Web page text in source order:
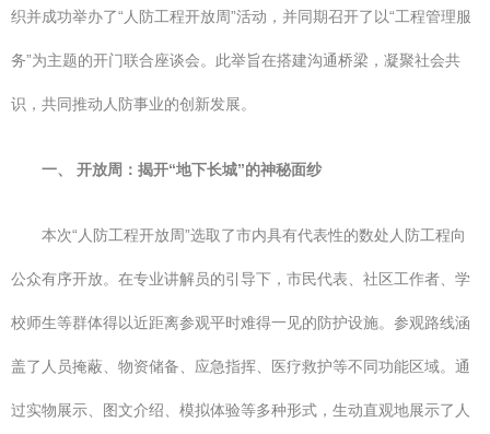
织并成功举办了“人防工程开放周”活动，并同期召开了以“工程管理服
务”为主题的开门联合座谈会。此举旨在搭建沟通桥梁，凝聚社会共
识，共同推动人防事业的创新发展。
一、 开放周：揭开“地下长城”的神秘面纱
本次“人防工程开放周”选取了市内具有代表性的数处人防工程向
公众有序开放。在专业讲解员的引导下，市民代表、社区工作者、学
校师生等群体得以近距离参观平时难得一见的防护设施。参观路线涵
盖了人员掩蔽、物资储备、应急指挥、医疗救护等不同功能区域。通
过实物展示、图文介绍、模拟体验等多种形式，生动直观地展示了人